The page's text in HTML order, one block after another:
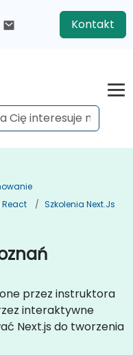
Kontakt
React
Szkolenia Next.js
przez instruktora
interaktywne
Next.js do tworzenia